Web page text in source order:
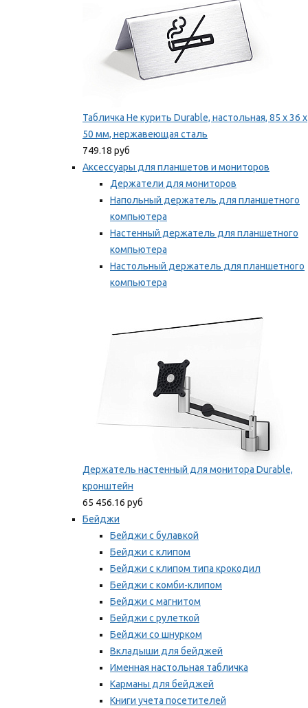
Табличка Не курить Durable, настольная, 85 x 36 x
50 мм, нержавеющая сталь
749.18 руб
Аксессуары для планшетов и мониторов
Держатели для мониторов
Напольный держатель для планшетного
компьютера
Настенный держатель для планшетного
компьютера
Настольный держатель для планшетного
компьютера
Держатель настенный для монитора Durable,
кронштейн
65 456.16 руб
Бейджи
Бейджи с булавкой
Бейджи с клипом
Бейджи с клипом типа крокодил
Бейджи с комби-клипом
Бейджи с магнитом
Бейджи с рулеткой
Бейджи со шнурком
Вкладыши для бейджей
Именная настольная табличка
Карманы для бейджей
Книги учета посетителей